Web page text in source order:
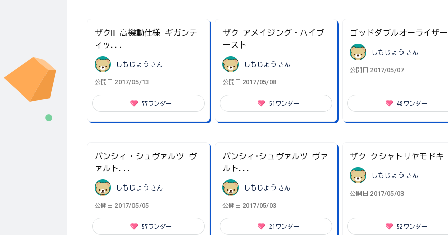
ザクⅡ 高機動仕様 ギガンテ
ィッ...
しもじょう さん
公開日 2017/05/13
77ワンダー
ザク アメイジング・ハイブ
ースト
しもじょう さん
公開日 2017/05/08
51 ワンダー
ゴッドダブルオーライザー
しもじょう さん
公開日 2017/05/07
48 ワンダー
バンシィ・シュヴァルツ ヴ
ァルト...
しもじょう さん
公開日 2017/05/05
57ワンダー
バンシィ･シュヴァルツ ヴァ
ルト...
しもじょう さん
公開日 2017/05/03
21 ワンダー
ザク クシャトリヤモドキ
しもじょう さん
公開日 2017/05/03
52 ワンダー